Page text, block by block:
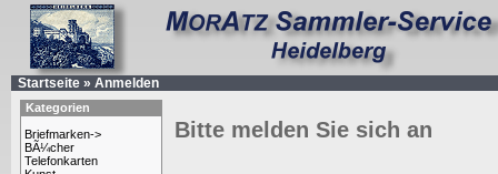
Startseite » Anmelden
Kategorien
Briefmarken->
BÃ¼cher
Telefonkarten
Bitte melden Sie sich an